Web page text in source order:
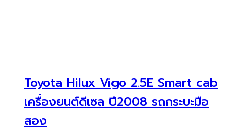
Toyota Hilux Vigo 2.5E Smart cab
เครื่องยนต์ดีเซล ปี2008 รถกระบะมือ
สอง